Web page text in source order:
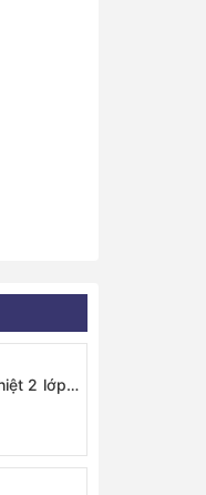
2 lớp
lõi
màu